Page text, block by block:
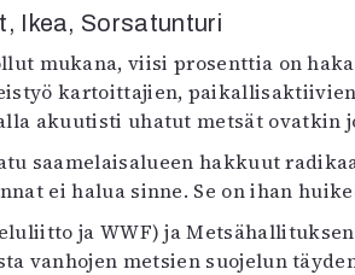
Ikea, Sorsatunturi
mukana, viisi prosenttia on
kartoittajien,
akuutisti uhatut metsät ovatkin
saamelaisalueen hakkuut
ei halua sinne. Se on ihan
ja WWF) ja Metsähallituksen
vanhojen metsien suojelun